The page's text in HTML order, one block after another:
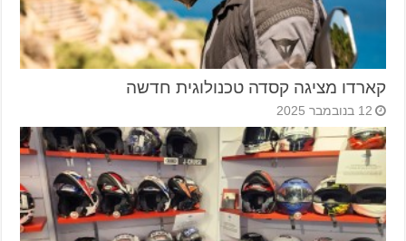
קארדו מציגה קסדה טכנולוגית חדשה
12 בנובמבר 2025